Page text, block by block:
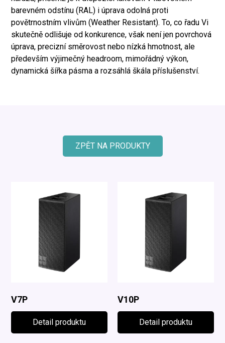
barevném odstínu (RAL) i úprava odolná proti
povětrnostním vlivům (Weather Resistant). To, co řadu Vi
skutečně odlišuje od konkurence, však není jen povrchová
úprava, precizní směrovost nebo nízká hmotnost, ale
především výjimečný headroom, mimořádný výkon,
dynamická šířka pásma a rozsáhlá škála příslušenství.
ZPĚT NA PRODUKTY
V7P
Detail produktu
V10P
Detail produktu